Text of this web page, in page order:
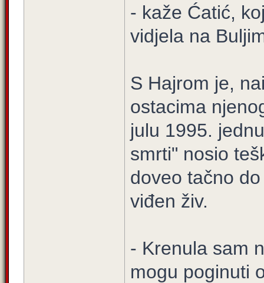
- kaže Ćatić,
vidjela na
S Hajrom je,
ostacima
julu 1995.
smrti" nosio
doveo tačno
viđen živ.
- Krenula sam
mogu poginuti